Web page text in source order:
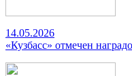
14.05.2026
«Кузбасс» отмечен